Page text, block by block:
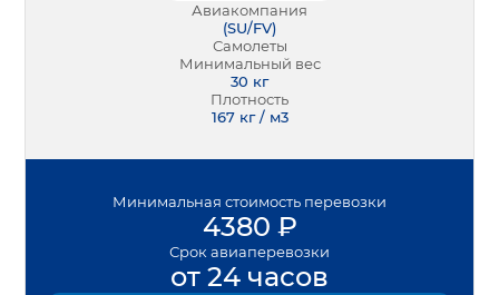
Авиакомпания
(SU/FV)
Самолеты
Минимальный вес
30 кг
Плотность
167 кг / м3
Минимальная стоимость перевозки
4380 ₽
Срок авиаперевозки
от 24 часов